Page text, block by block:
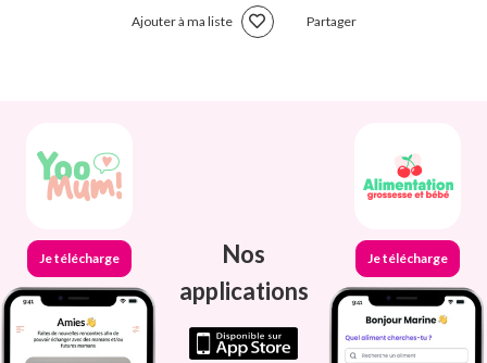
Ajouter à ma liste Partager
Je télécharge
Nos
applications
Je télécharge